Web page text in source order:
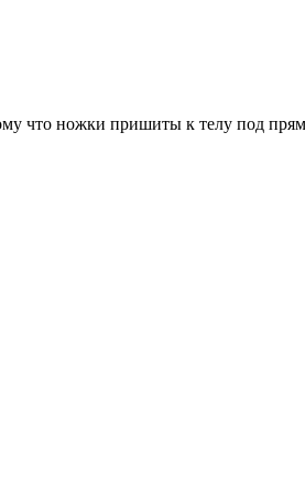
что ножки пришиты к телу под